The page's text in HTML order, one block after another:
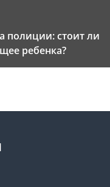
полиции: стоит ли
ребенка?